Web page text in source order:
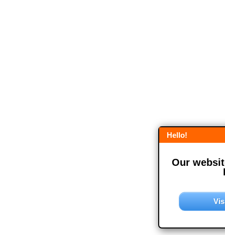
Hello!
Our